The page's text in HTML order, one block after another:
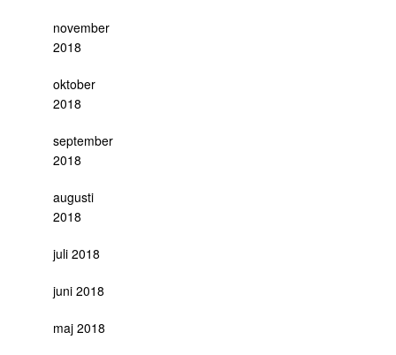
november
2018
oktober
2018
september
2018
augusti
2018
juli 2018
juni 2018
maj 2018